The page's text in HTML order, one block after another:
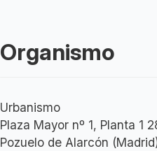
Organismo
Urbanismo
Plaza Mayor nº 1, Planta 1
Pozuelo de Alarcón